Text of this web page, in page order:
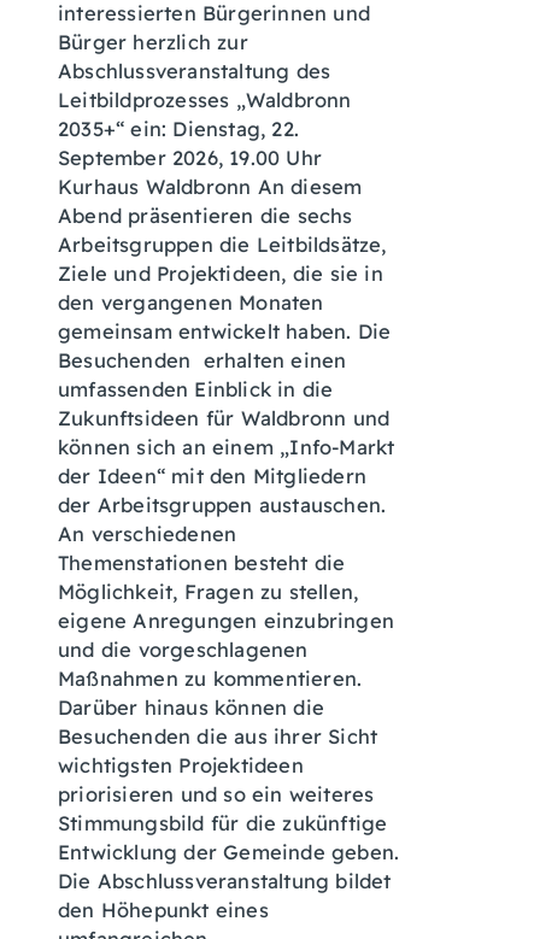
interessierten Bürgerinnen und
Bürger herzlich zur
Abschlussveranstaltung des
Leitbildprozesses „Waldbronn
2035+“ ein: Dienstag, 22.
September 2026, 19.00 Uhr
Kurhaus Waldbronn An diesem
Abend präsentieren die sechs
Arbeitsgruppen die Leitbildsätze,
Ziele und Projektideen, die sie in
den vergangenen Monaten
gemeinsam entwickelt haben. Die
Besuchenden erhalten einen
umfassenden Einblick in die
Zukunftsideen für Waldbronn und
können sich an einem „Info-Markt
der Ideen“ mit den Mitgliedern
der Arbeitsgruppen austauschen.
An verschiedenen
Themenstationen besteht die
Möglichkeit, Fragen zu stellen,
eigene Anregungen einzubringen
und die vorgeschlagenen
Maßnahmen zu kommentieren.
Darüber hinaus können die
Besuchenden die aus ihrer Sicht
wichtigsten Projektideen
priorisieren und so ein weiteres
Stimmungsbild für die zukünftige
Entwicklung der Gemeinde geben.
Die Abschlussveranstaltung bildet
den Höhepunkt eines